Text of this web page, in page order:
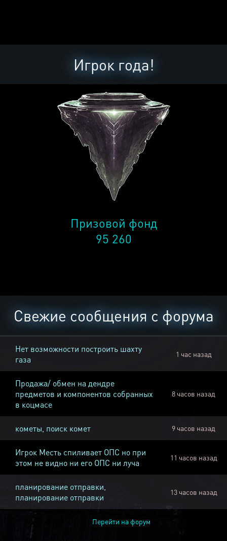
Игрок года!
Призовой фонд
95 260
Свежие сообщения с форума
Нет возможности построить шахту
газа
1 час назад
Продажа/ обмен на дендре
предметов и компонентов собранных
в коцмасе
8 часов назад
кометы, поиск комет 9 часов назад
Игрок Месть спиливает ОПС но при
этом не видно ни его ОПС ни луча
11 часов назад
планирование отправки,
планирование отправки
13 часов назад
Перейти на форум